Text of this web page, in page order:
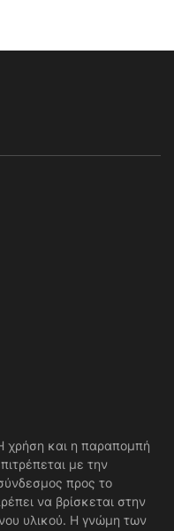
χρήση και η παραπομπή
με την
προς το
να βρίσκεται στην
υλικού. Η γνώμη των